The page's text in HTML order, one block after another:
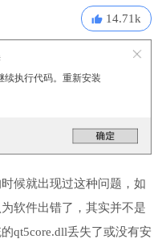
14.71k
续执行代码。重新安装
候就出现过这种问题，如
软件出错了，其实并不是
qt5core.dll丢失了或没有安